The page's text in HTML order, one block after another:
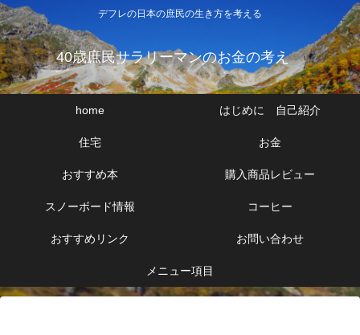
デフレの日本の庶民の生き方を考える
40歳庶民サラリーマンのお金の考え
home はじめに 自己紹介
住宅 お金
おすすめ本 購入商品レビュー
スノーボード情報 コーヒー
おすすめリンク お問い合わせ
メニュー項目